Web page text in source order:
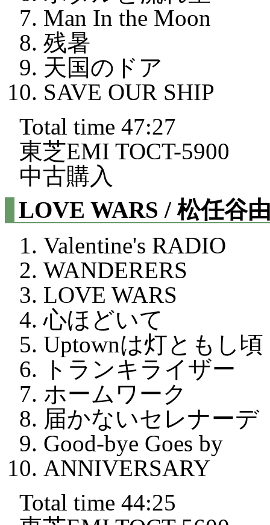
Man In the Moon
残暑
天国のドア
SAVE OUR SHIP
Total time 47:27
東芝EMI TOCT-5900
中古購入
LOVE WARS / 松任谷
Valentine's RADIO
WANDERERS
LOVE WARS
心ほどいて
Uptownは灯ともし頃
トランキライザー
ホームワーク
届かないセレナーデ
Good-bye Goes by
ANNIVERSARY
Total time 44:25